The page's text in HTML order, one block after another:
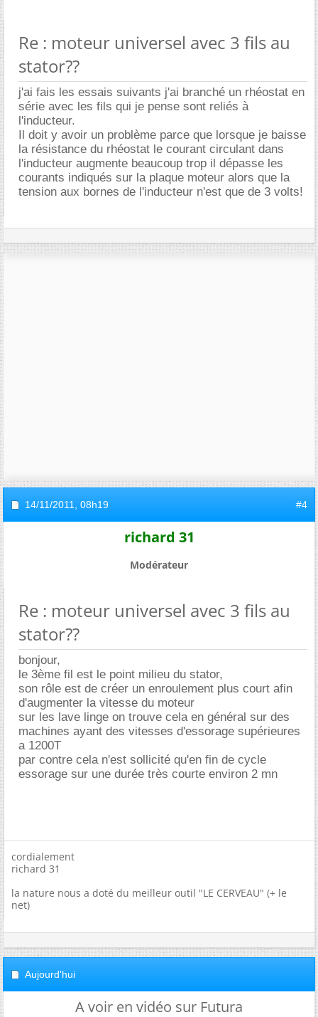
Re : moteur universel avec 3 fils au
stator??
j'ai fais les essais suivants j'ai branché un rhéostat en
série avec les fils qui je pense sont reliés à
l'inducteur.
Il doit y avoir un problème parce que lorsque je baisse
la résistance du rhéostat le courant circulant dans
l'inducteur augmente beaucoup trop il dépasse les
courants indiqués sur la plaque moteur alors que la
tension aux bornes de l'inducteur n'est que de 3 volts!
14/11/2011, 08h19 #4
richard 31
Modérateur
Re : moteur universel avec 3 fils au
stator??
bonjour,
le 3ème fil est le point milieu du stator,
son rôle est de créer un enroulement plus court afin
d'augmenter la vitesse du moteur
sur les lave linge on trouve cela en général sur des
machines ayant des vitesses d'essorage supérieures
a 1200T
par contre cela n'est sollicité qu'en fin de cycle
essorage sur une durée très courte environ 2 mn
cordialement
richard 31
la nature nous a doté du meilleur outil "LE CERVEAU" (+ le
net)
Aujourd'hui
A voir en vidéo sur Futura